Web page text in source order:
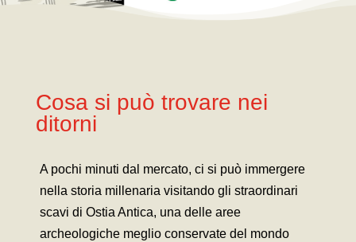
Cosa si può trovare nei
ditorni
A pochi minuti dal mercato, ci si può immergere
nella storia millenaria visitando gli straordinari
scavi di Ostia Antica, una delle aree
archeologiche meglio conservate del mondo